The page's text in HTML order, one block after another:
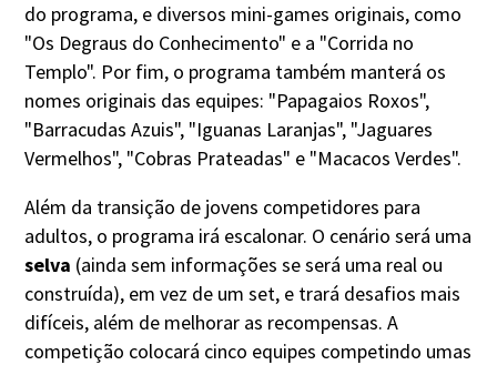
do programa, e diversos mini-games originais, como
"Os Degraus do Conhecimento" e a "Corrida no
Templo". Por fim, o programa também manterá os
nomes originais das equipes: "Papagaios Roxos",
"Barracudas Azuis", "Iguanas Laranjas", "Jaguares
Vermelhos", "Cobras Prateadas" e "Macacos Verdes".
Além da transição de jovens competidores para
adultos, o programa irá escalonar. O cenário será uma
selva (ainda sem informações se será uma real ou
construída), em vez de um set, e trará desafios mais
difíceis, além de melhorar as recompensas. A
competição colocará cinco equipes competindo umas